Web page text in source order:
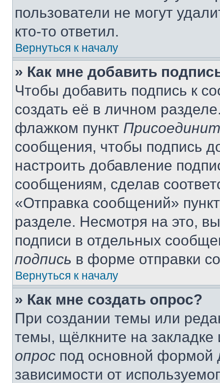
пользователи не могут
кто-то ответил.
Вернуться к началу
» Как мне добавить
Чтобы добавить подпись к
создать её в личном
флажком пункт
сообщения, чтобы подпись
настроить добавление
сообщениям, сделав
«Отправка сообщений»
разделе. Несмотря на это,
подписи в отдельных
подпись в форме отправки
Вернуться к началу
» Как мне создать опрос?
При создании темы или
темы, щёлкните на
опрос под основной формой
зависимости от